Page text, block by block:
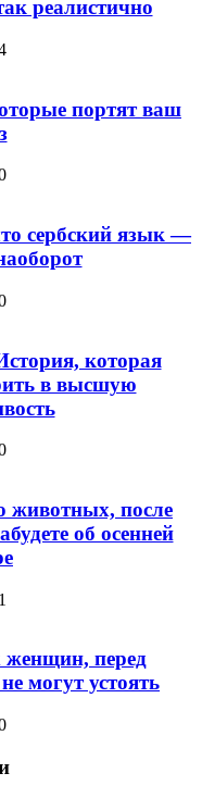
реалистично
портят ваш
сербский язык —
которая
в высшую
животных, после
об осенней
1
женщин, перед
могут устоять